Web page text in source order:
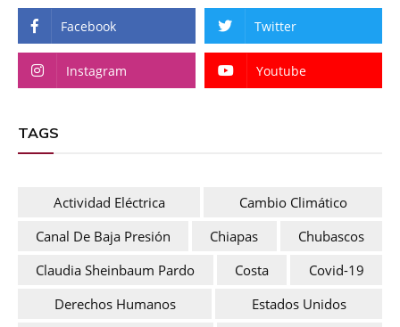
Facebook Twitter
Instagram Youtube
TAGS
Actividad Eléctrica
Cambio Climático
Canal De Baja Presión
Chiapas
Chubascos
Claudia Sheinbaum Pardo
Costa
Covid-19
Derechos Humanos
Estados Unidos